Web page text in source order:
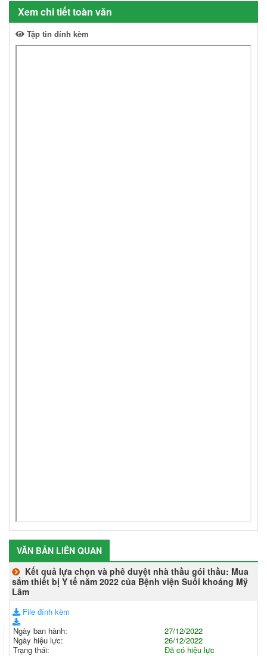
Xem chi tiết toàn văn
Tập tin đính kèm
VĂN BẢN LIÊN QUAN
Kết quả lựa chọn và phê duyệt nhà thầu gói thầu: Mua
sắm thiết bị Y tế năm 2022 của Bệnh viện Suối khoáng Mỹ
Lâm
File đính kèm
Ngày ban hành:
27/12/2022
Ngày hiệu lực:
26/12/2022
Trạng thái:
Đã có hiệu lực